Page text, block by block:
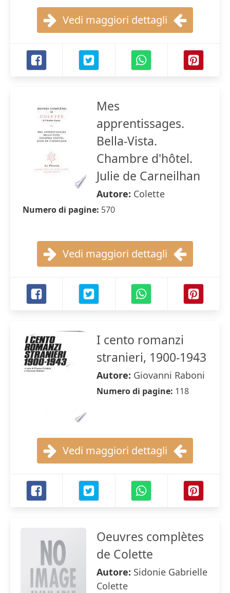
Vedi maggiori dettagli
Mes
apprentissages.
Bella-Vista.
Chambre d'hôtel.
Julie de Carneilhan
Autore: Colette
Numero di pagine: 570
Vedi maggiori dettagli
I cento romanzi
stranieri, 1900-1943
Autore: Giovanni Raboni
Numero di pagine: 118
Vedi maggiori dettagli
Oeuvres complètes
de Colette
Autore: Sidonie Gabrielle
Colette